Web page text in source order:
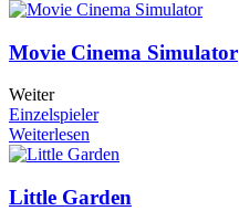
Movie Cinema Simulator
Weiter
Einzelspieler
Weiterlesen
Little Garden